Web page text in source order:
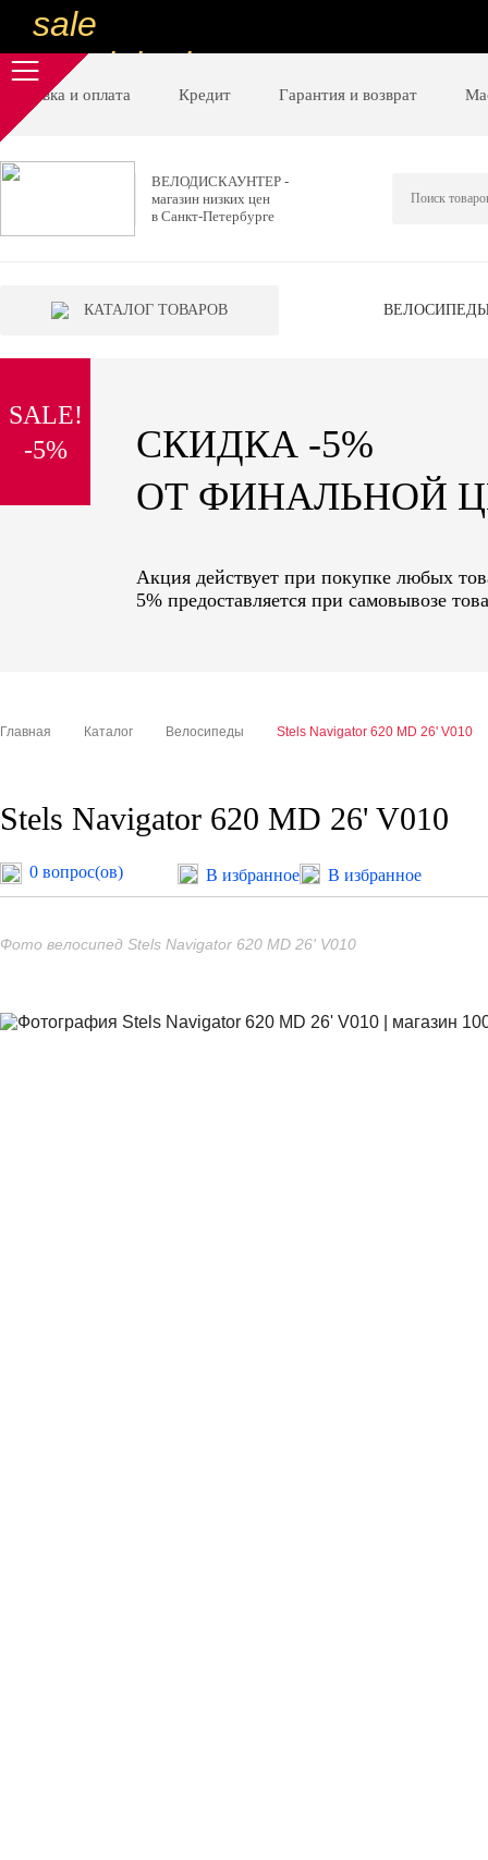
sale
special price
sale
низкие цены
вот дешево
special price
sale
надо брать
sale
Доставка и оплата Кредит Гарантия и возврат
ВЕЛОДИСКАУНТЕР -
магазин низких цен
в Санкт-Петербурге
КАТАЛОГ ТОВАРОВ
SALE!
-5%
СКИДКА -5%
ОТ ФИНАЛЬНОЙ
Акция действует при покупке любых
5% предоставляется при самовывозе
Главная Каталог Велосипеды Stels Navigator 620 MD 26' V010
Stels Navigator 620 MD 26' V010
0 вопрос(ов) В избранное В избранное
Фото велосипед Stels Navigator 620 MD 26' V010